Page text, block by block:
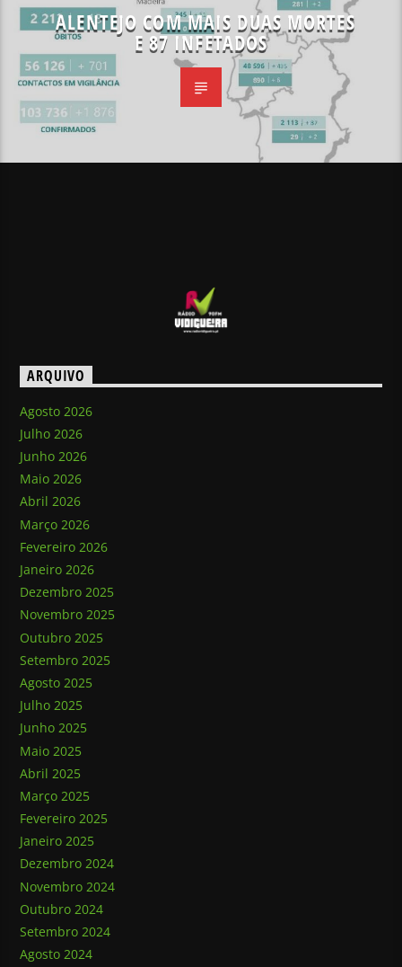
ALENTEJO COM MAIS DUAS MORTES
E 87 INFETADOS
ARQUIVO
Agosto 2026
Julho 2026
Junho 2026
Maio 2026
Abril 2026
Março 2026
Fevereiro 2026
Janeiro 2026
Dezembro 2025
Novembro 2025
Outubro 2025
Setembro 2025
Agosto 2025
Julho 2025
Junho 2025
Maio 2025
Abril 2025
Março 2025
Fevereiro 2025
Janeiro 2025
Dezembro 2024
Novembro 2024
Outubro 2024
Setembro 2024
Agosto 2024